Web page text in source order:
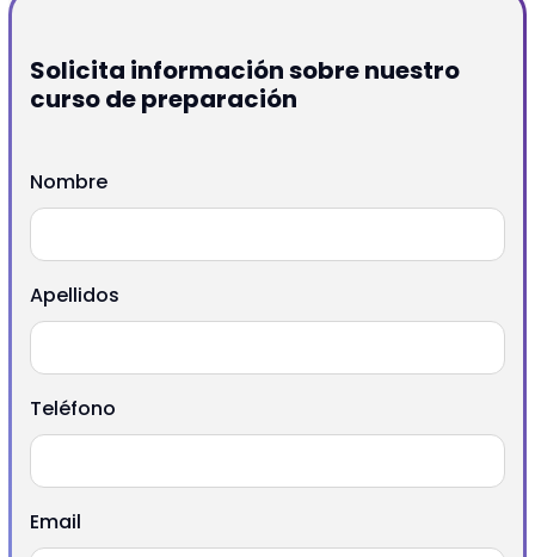
Solicita información sobre nuestro
curso de preparación
Nombre
Apellidos
Teléfono
Email